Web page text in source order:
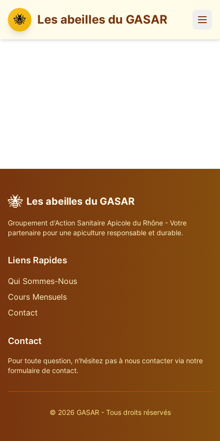
🐝 Les abeilles du GASAR
🐝 Les abeilles du GASAR
Groupement d'Action Sanitaire Apicole du Rhône - Votre
partenaire pour une apiculture responsable et durable.
Liens Rapides
Qui Sommes-Nous
Cours Mensuels
Contact
Contact
Pour toute question, n'hésitez pas à nous contacter via notre
formulaire de contact.
© 2026 GASAR - Tous droits réservés